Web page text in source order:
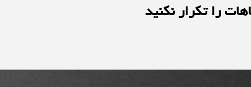
را تکرار نکنید